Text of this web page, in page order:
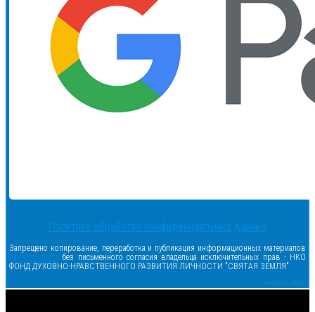
Политика обработки конфиденциальных данных
Запрещено копирование, переработка и публикация информационных материалов
данного сайта без письменного согласия владельца исключительных прав - НКО
ФОНД ДУХОВНО-НРАВСТВЕННОГО РАЗВИТИЯ ЛИЧНОСТИ "СВЯТАЯ ЗЕМЛЯ"
Сделано в samsite